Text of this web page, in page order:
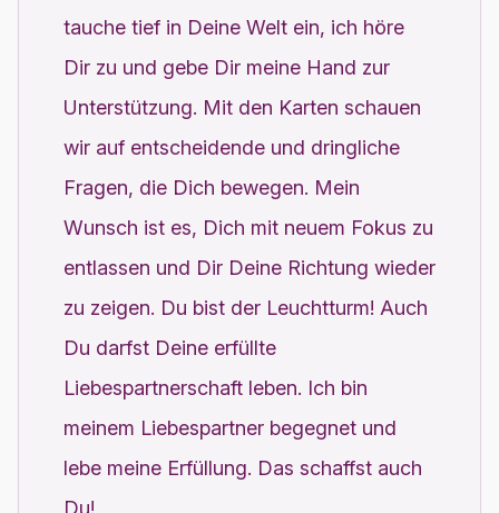
tauche tief in Deine Welt ein, ich höre
Dir zu und gebe Dir meine Hand zur
Unterstützung. Mit den Karten schauen
wir auf entscheidende und dringliche
Fragen, die Dich bewegen. Mein
Wunsch ist es, Dich mit neuem Fokus zu
entlassen und Dir Deine Richtung wieder
zu zeigen. Du bist der Leuchtturm! Auch
Du darfst Deine erfüllte
Liebespartnerschaft leben. Ich bin
meinem Liebespartner begegnet und
lebe meine Erfüllung. Das schaffst auch
Du!